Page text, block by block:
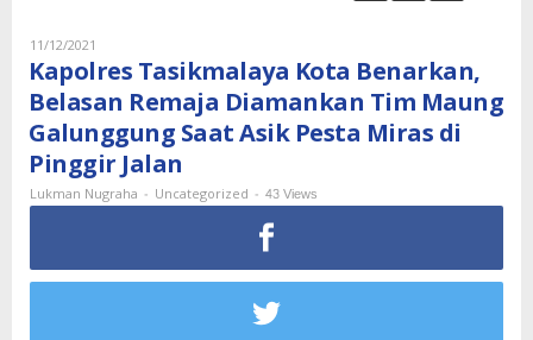
Belasan
Remaja
Diamankan
Tim
Saat
Asik
Pesta
Miras
di
Pinggir
Jalan
11/12/2021
Lukman
Nugraha
Kapolres Tasikmalaya Kota Benarkan,
Belasan Remaja Diamankan Tim Maung
Galunggung Saat Asik Pesta Miras di
Pinggir Jalan
Lukman Nugraha - Uncategorized - 43 Views